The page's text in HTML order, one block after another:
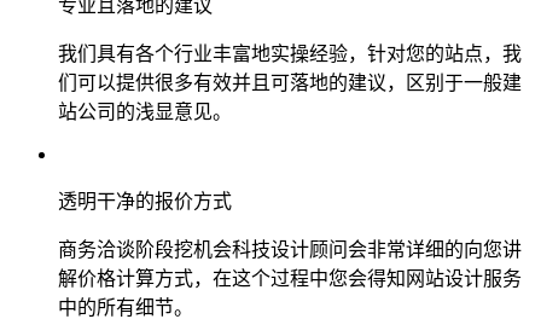
专业且落地的建议
我们具有各个行业丰富地实操经验，针对您的站点，我
们可以提供很多有效并且可落地的建议，区别于一般建
站公司的浅显意见。
透明干净的报价方式
商务洽谈阶段挖机会科技设计顾问会非常详细的向您讲
解价格计算方式，在这个过程中您会得知网站设计服务
中的所有细节。